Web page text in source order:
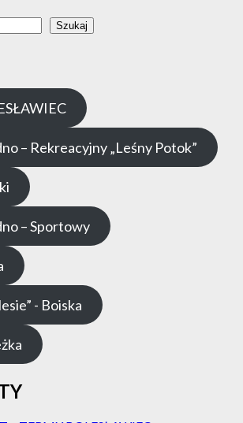
Szukaj
– Rekreacyjny „Leśny Potok”
– Sportowy
- Boiska